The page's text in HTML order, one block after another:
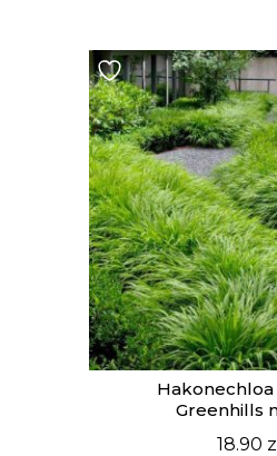
Hakonechloa
Greenhills
18.90